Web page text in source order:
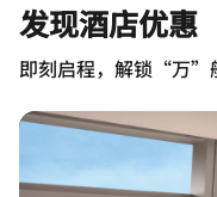
发现酒店优惠
即刻启程，解锁“万”